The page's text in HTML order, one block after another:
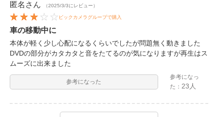
匿名 さん （2025/3/3にレビュー）
ビックカメラグループで購入
車の移動中に
本体が軽く少し心配になるくらいでしたが問題無く動きました
DVDの部分がカタカタと音をたてるのが気になりますが再生はス
ムーズに出来ました
参考になった
参考になっ
た： 23人